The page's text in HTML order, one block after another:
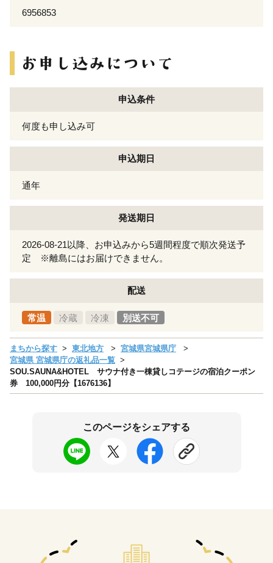
6956853
申込条件
何度も申し込み可
申込期日
通年
発送期日
2026-08-21以降、お申込みから5週間程度で順次発送予
定 ※離島にはお届けできません。
配送
常温 冷蔵 冷凍 別送不可
まちから探す 東北地方
宮城県宮城県庁
宮城県 宮城県庁の返礼品一覧
SOU.SAUNA&HOTEL サウナ付き一棟貸しコテージの宿泊クーポン
券 100,000円分【1676136】
このページをシェアする